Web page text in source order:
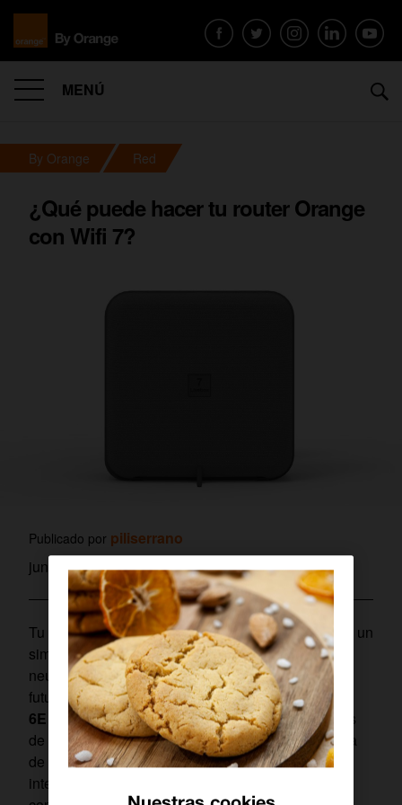
MENÚ
By Orange Red
¿Qué puede hacer tu router Orange
con Wifi 7?
Publicado por piliserrano
junio 16, 2026
Tu routerLivebox 7 de Orangees mucho más que un
simple dispositivo de conexión; es el centro
neurálgico de tu hogar digital. Preparado para el
futuro, es compatible con las tecnologíasWi-Fi
6E
Wi-Fi 7, permitiéndote disfrutar de velocidades
de hasta 11.5 Gbps. Esto garantiza una experiencia
de navegación ultrarrápida, estable y sin
interrupciones, incluso con múltiples dispositivos